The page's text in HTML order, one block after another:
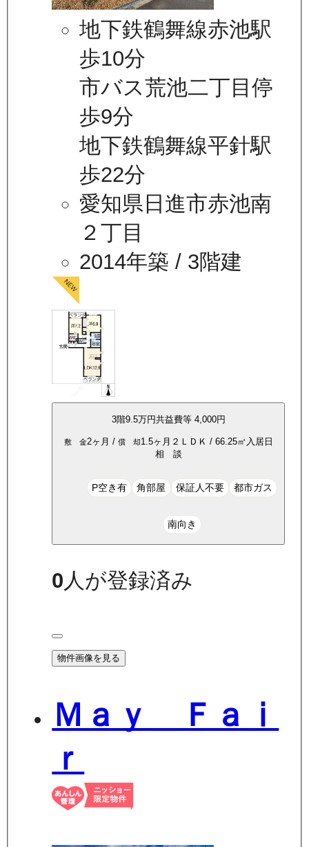
地下鉄鶴舞線赤池駅
歩10分
市バス荒池二丁目停
歩9分
地下鉄鶴舞線平針駅
歩22分
愛知県日進市赤池南
２丁目
2014年築 / 3階建
3階9.5万円共益費等 4,000円
敷 金2ヶ月 / 償 却1.5ヶ月 ２ＬＤＫ / 66.25㎡ 入居日
相 談
P空き有 角部屋 保証人不要 都市ガス
南向き
0人が登録済み
物件画像を見る
Ｍａｙ Ｆａⅰ
ｒ